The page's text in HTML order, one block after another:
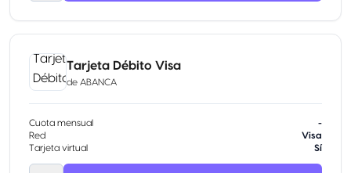
Tarjeta Débito Visa
de ABANCA
Cuota mensual
-
Red
Visa
Tarjeta virtual
Sí